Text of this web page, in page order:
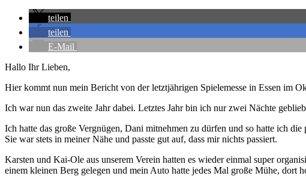
teilen
teilen
E-Mail
Hallo Ihr Lieben,
Hier kommt nun mein Bericht von der letztjährigen Spielemesse in Essen im
Ich war nun das zweite Jahr dabei. Letztes Jahr bin ich nur zwei Nächte
Ich hatte das große Vergnügen, Dani mitnehmen zu dürfen und so hatte ich
Sie war stets in meiner Nähe und passte gut auf, dass mir nichts passiert.
Karsten und Kai-Ole aus unserem Verein hatten es wieder einmal super
einem kleinen Berg gelegen und mein Auto hatte jedes Mal große Mühe, dort